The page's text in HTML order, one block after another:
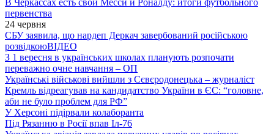
В Черкассах есть свои Месси и Роналду: итоги футбольного
первенства
24 червня
СБУ заявила, що нардеп Деркач завербований російською
розвідкоюВІДЕО
З 1 вересня в українських школах планують розпочати
переважно очне навчання – ОП
Українські військові вийшли з Сєвєродонецька – журналіст
Кремль відреагував на кандидатство України в ЄС: “головне,
аби не було проблем для РФ”
У Херсоні підірвали колаборанта
Під Рязанню в Росії впав Іл-76